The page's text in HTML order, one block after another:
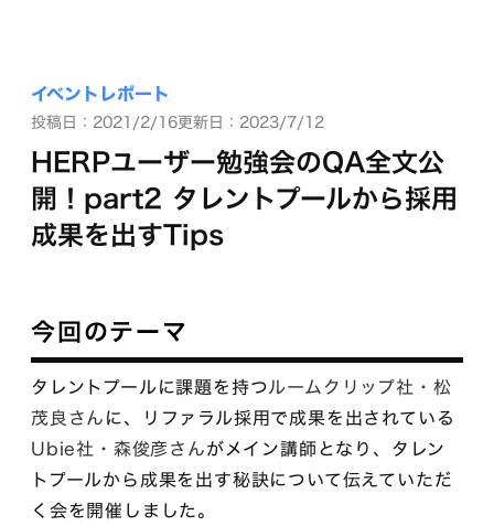
イベントレポート
投稿日：2021/2/16更新日：2023/7/12
HERPユーザー勉強会のQA全文公
開！part2 タレントプールから採用
成果を出すTips
今回のテーマ
タレントプールに課題を持つルームクリップ社・松
茂良さんに、リファラル採用で成果を出されている
Ubie社・森俊彦さんがメイン講師となり、タレン
トプールから成果を出す秘訣について伝えていただ
く会を開催しました。